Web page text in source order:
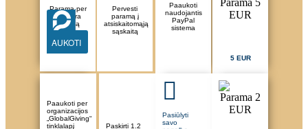
Parama per
Paysera
sistemą
AUKOTI
Pervesti
paramą į
atsiskaitomąją
sąskaitą
Paaukoti
naudojantis
PayPal
sistema
5 EUR
Paaukoti per
organizacijos
„GlobalGiving“
tinklalapį
Paskirti 1.2
Pasiūlyti
savo